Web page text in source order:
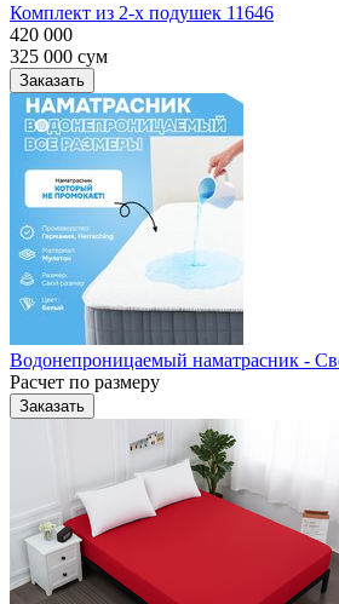
Комплект из 2-х подушек 11646
420 000
325 000 сум
Заказать
Водонепроницаемый наматрасник -
Расчет по размеру
Заказать